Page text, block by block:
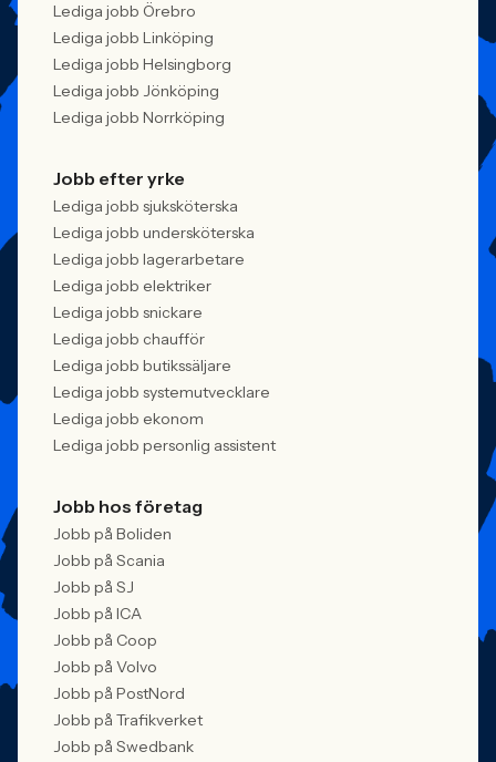
Lediga jobb Örebro
Lediga jobb Linköping
Lediga jobb Helsingborg
Lediga jobb Jönköping
Lediga jobb Norrköping
Jobb efter yrke
Lediga jobb sjuksköterska
Lediga jobb undersköterska
Lediga jobb lagerarbetare
Lediga jobb elektriker
Lediga jobb snickare
Lediga jobb chaufför
Lediga jobb butikssäljare
Lediga jobb systemutvecklare
Lediga jobb ekonom
Lediga jobb personlig assistent
Jobb hos företag
Jobb på Boliden
Jobb på Scania
Jobb på SJ
Jobb på ICA
Jobb på Coop
Jobb på Volvo
Jobb på PostNord
Jobb på Trafikverket
Jobb på Swedbank